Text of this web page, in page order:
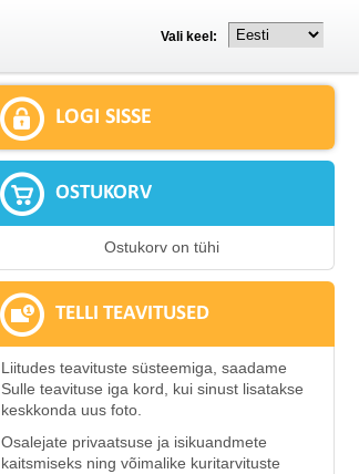
Vali keel:
LOGI SISSE
OSTUKORV
Ostukorv on tühi
TELLI TEAVITUSED
Liitudes teavituste süsteemiga, saadame
Sulle teavituse iga kord, kui sinust lisatakse
keskkonda uus foto.
Osalejate privaatsuse ja isikuandmete
kaitsmiseks ning võimalike kuritarvituste